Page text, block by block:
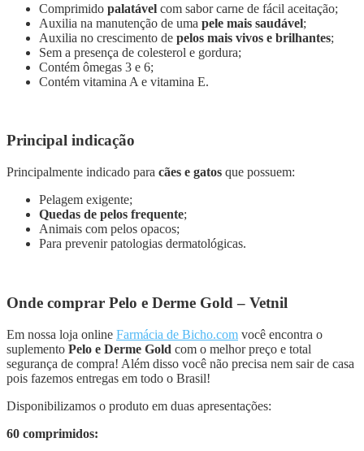
Comprimido palatável com sabor carne de fácil aceitação;
Auxilia na manutenção de uma pele mais saudável;
Auxilia no crescimento de pelos mais vivos e brilhantes;
Sem a presença de colesterol e gordura;
Contém ômegas 3 e 6;
Contém vitamina A e vitamina E.
Principal indicação
Principalmente indicado para cães e gatos que possuem:
Pelagem exigente;
Quedas de pelos frequente;
Animais com pelos opacos;
Para prevenir patologias dermatológicas.
Onde comprar Pelo e Derme Gold – Vetnil
Em nossa loja online Farmácia de Bicho.com você encontra o
suplemento Pelo e Derme Gold com o melhor preço e total
segurança de compra! Além disso você não precisa nem sair de casa
pois fazemos entregas em todo o Brasil!
Disponibilizamos o produto em duas apresentações:
60 comprimidos: